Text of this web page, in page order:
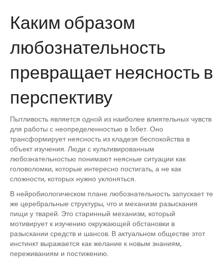
Каким образом
любознательность
превращает неясность в
перспективу
Пытливость является одной из наиболее влиятельных чувств
для работы с неопределенностью в 1хбет. Оно
трансформирует неясность из кладезя беспокойства в
объект изучения. Люди с культивированным
любознательностью понимают неясные ситуации как
головоломки, которые интересно постигать, а не как
сложности, которых нужно уклоняться.
В нейробиологическом плане любознательность запускает те
же церебральные структуры, что и механизм разыскания
пищи у тварей. Это старинный механизм, который
мотивирует к изучению окружающей обстановки в
разыскании средств и шансов. В актуальном обществе этот
инстинкт выражается как желание к новым знаниям,
переживаниям и постижению.